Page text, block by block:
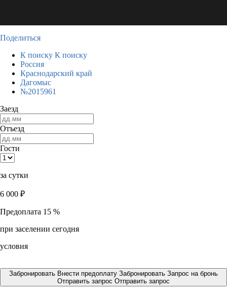
Поделиться
К поиску К поиску
Россия
Краснодарский край
Дагомыс
№2015961
Заезд
Отъезд
Гости
за сутки
6 000 ₽
Предоплата 15 %
при заселении сегодня
условия
Забронировать Внести предоплату Забронировать Запрос на бронь
Отправить запрос Отправить запрос